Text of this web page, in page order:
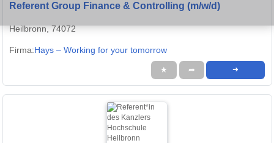
Referent Group Finance & Controlling (m/w/d)
Heilbronn, 74072
Firma:Hays – Working for your tomorrow
★ ➦ ➜